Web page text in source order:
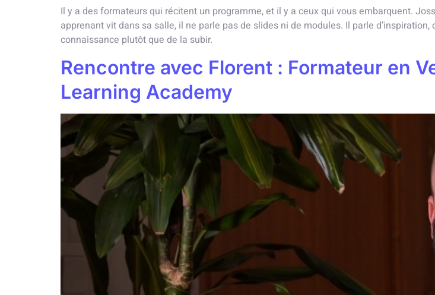
Il y a des formateurs qui récitent un programme, et il y a ceux qui vous embarquent.
apprenant vit dans sa salle, il ne parle pas de slides ni de modules. Il parle
connaissance plutôt que de la subir.
Rencontre avec Florent : Formateur en
Learning Academy